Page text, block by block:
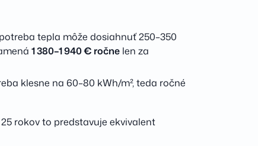
tepla môže dosiahnuť 250–350
1 380–1 940 € ročne len za
klesne na 60–80 kWh/m², teda ročné
rokov to predstavuje ekvivalent